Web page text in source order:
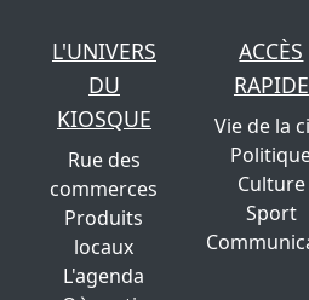
L'UNIVERS
DU
KIOSQUE
Rue des
commerces
Produits
locaux
L'agenda
ACCÈS
RAPIDE
Vie de la
Culture
Sport